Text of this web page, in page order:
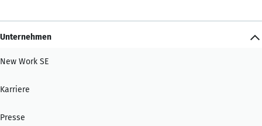
Unternehmen
New Work SE
Karriere
Presse